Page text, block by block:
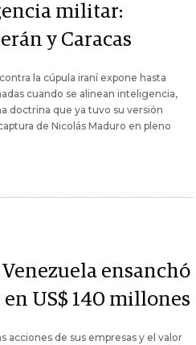
militar:
y Caracas
la cúpula iraní expone hasta
cuando se alinean inteligencia,
doctrina que ya tuvo su versión
de Nicolás Maduro en pleno
ensanchó
US$ 140 millones
acciones de sus empresas y el valor